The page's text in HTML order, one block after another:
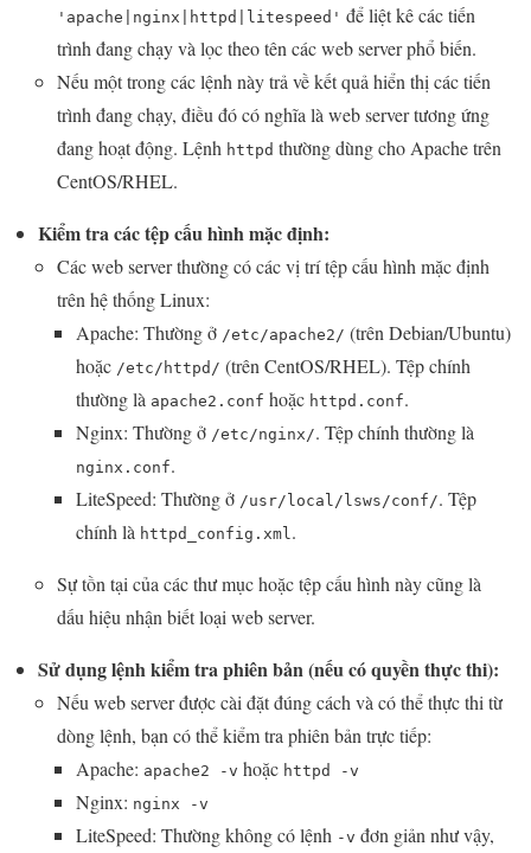
'apache|nginx|httpd|litespeed' để liệt kê các tiến
trình đang chạy và lọc theo tên các web server phổ biến.
Nếu một trong các lệnh này trả về kết quả hiển thị các tiến
trình đang chạy, điều đó có nghĩa là web server tương ứng
đang hoạt động. Lệnh httpd thường dùng cho Apache trên
CentOS/RHEL.
Kiểm tra các tệp cấu hình mặc định:
Các web server thường có các vị trí tệp cấu hình mặc định
trên hệ thống Linux:
Apache: Thường ở /etc/apache2/ (trên Debian/Ubuntu)
hoặc /etc/httpd/ (trên CentOS/RHEL). Tệp chính
thường là apache2.conf hoặc httpd.conf.
Nginx: Thường ở /etc/nginx/. Tệp chính thường là
nginx.conf.
LiteSpeed: Thường ở /usr/local/lsws/conf/. Tệp
chính là httpd_config.xml .
Sự tồn tại của các thư mục hoặc tệp cấu hình này cũng là
dấu hiệu nhận biết loại web server.
Sử dụng lệnh kiểm tra phiên bản (nếu có quyền thực thi):
Nếu web server được cài đặt đúng cách và có thể thực thi từ
dòng lệnh, bạn có thể kiểm tra phiên bản trực tiếp:
Apache: apache2 -v hoặc httpd -v
Nginx: nginx -v
LiteSpeed: Thường không có lệnh -v đơn giản như vậy,